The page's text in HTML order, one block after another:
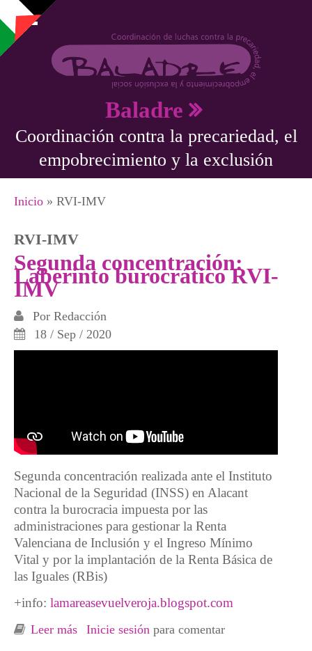
Pasar al contenido principal
Baladre
Coordinación contra la precariedad, el
empobrecimiento y la exclusión
Se encuentra usted aquí
Inicio » RVI-IMV
RVI-IMV
Segunda concentración:
Laberinto burocrático RVI-
IMV
Por Redacción
18 / Sep / 2020
Segunda concentración realizada ante el Instituto
Nacional de la Seguridad (INSS) en Alacant
contra la burocracia impuesta por las
administraciones para gestionar la Renta
Valenciana de Inclusión y el Ingreso Mínimo
Vital y por la implantación de la Renta Básica de
las Iguales (RBis)
+info: lamareasevuelveroja.blogspot.com
Leer más sobre Segunda concentración: Laberinto
Inicie sesión para comentar